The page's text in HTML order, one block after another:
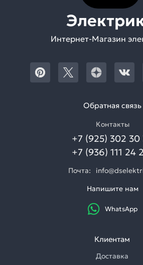
Интернет-Магазин
Обратная связь
Контакты
+7 (925) 302 30
+7 (936) 111 24
Почта:
Напишите нам
WhatsApp
Клиентам
Доставка